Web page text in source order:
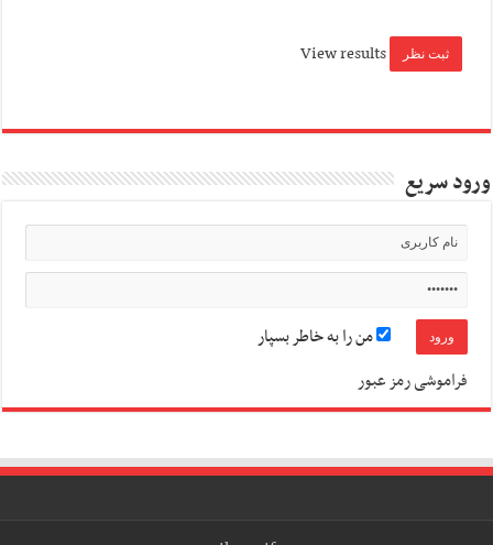
View results
ورود سریع
من را به خاطر بسپار
فراموشی رمز عبور